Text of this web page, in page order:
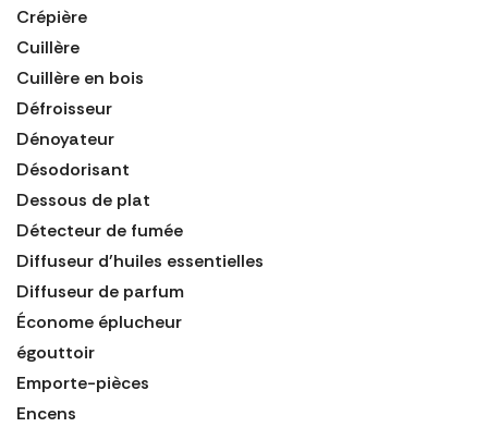
Crépière
Cuillère
Cuillère en bois
Défroisseur
Dénoyateur
Désodorisant
Dessous de plat
Détecteur de fumée
Diffuseur d'huiles essentielles
Diffuseur de parfum
Économe éplucheur
égouttoir
Emporte-pièces
Encens